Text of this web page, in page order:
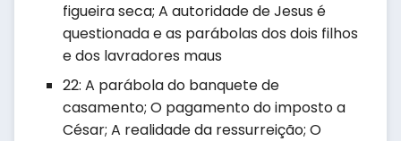
figueira seca; A autoridade de Jesus é
questionada e as parábolas dos dois filhos
e dos lavradores maus
22: A parábola do banquete de
casamento; O pagamento do imposto a
César; A realidade da ressurreição; O